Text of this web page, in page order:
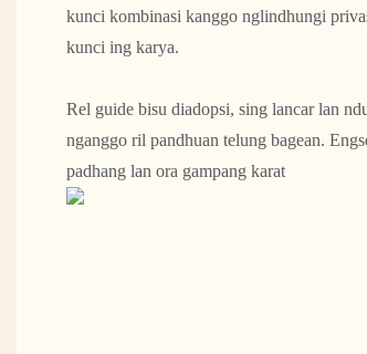
kunci kombinasi kanggo nglindhungi
kunci ing karya.
Rel guide bisu diadopsi, sing lancar lan
nganggo ril pandhuan telung bagean.
padhang lan ora gampang karat